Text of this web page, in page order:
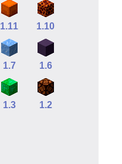
1.11 1.10
1.7 1.6
1.3 1.2